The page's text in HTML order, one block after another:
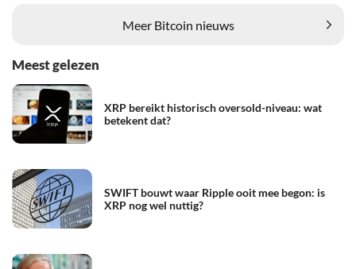
Meer Bitcoin nieuws
Meest gelezen
XRP bereikt historisch oversold-niveau: wat
betekent dat?
SWIFT bouwt waar Ripple ooit mee begon: is
XRP nog wel nuttig?